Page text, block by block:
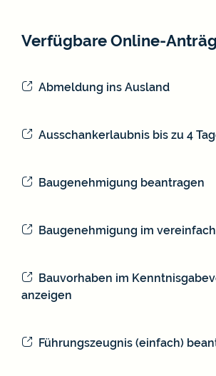
Verfügbare Online-
Abmeldung ins Ausland
Ausschankerlaubnis bis zu 4
Baugenehmigung beantragen
Baugenehmigung im
Bauvorhaben im
anzeigen
Führungszeugnis (einfach)